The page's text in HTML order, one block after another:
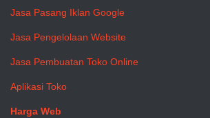
Jasa Pasang Iklan Google
Jasa Pengelolaan Website
Jasa Pembuatan Toko Online
Aplikasi Toko
Harga Web